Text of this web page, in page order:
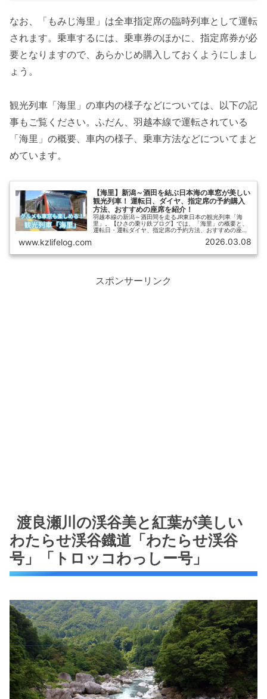
なお、「もみじ海里」は全車指定席の臨時列車として運転
されます。乗車するには、乗車券のほかに、指定席券が必
要となりますので、あらかじめ購入しておくようにしまし
ょう。
観光列車「海里」の車内の様子などについては、以下の記
事もご覧ください。ふだん、羽越本線で運転されている
「海里」の概要、車内の様子、乗車方法などについてまと
めています。
【海里】新潟～酒田を結ぶ日本海の車窓が美しい
観光列車！ 運転日、ダイヤ、指定席の予約購入
方法、おすすめの座席を紹介！
羽越本線の新潟～酒田間を走るJR東日本の観光列車「海
里」。【ひさの乗り鉄ブログ】では、「海里」の概要と、
運転日・運転ダイヤ、指定席の予約方法、おすすめの座席
を紹介します。筆者が実際に乗車する際に予約したときの
様子もお伝えします！ 座席表もありますので、指定席を確
www.kzlifelog.com 2026.03.08
スポンサーリンク
渡良瀬川の渓谷美と紅葉が美しい
わたらせ渓谷鐡道「わたらせ渓谷
号」「トロッコわっしー号」